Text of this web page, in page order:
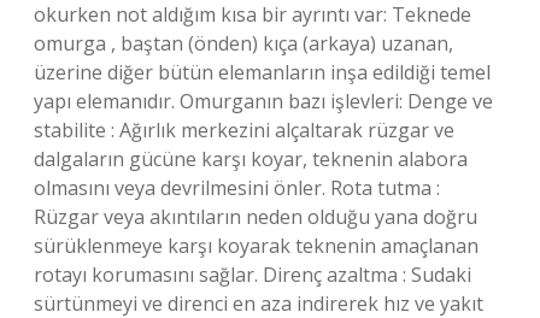
okurken not aldığım kısa bir ayrıntı var: Teknede
omurga , baştan (önden) kıça (arkaya) uzanan,
üzerine diğer bütün elemanların inşa edildiği temel
yapı elemanıdır. Omurganın bazı işlevleri: Denge ve
stabilite : Ağırlık merkezini alçaltarak rüzgar ve
dalgaların gücüne karşı koyar, teknenin alabora
olmasını veya devrilmesini önler. Rota tutma :
Rüzgar veya akıntıların neden olduğu yana doğru
sürüklenmeye karşı koyarak teknenin amaçlanan
rotayı korumasını sağlar. Direnç azaltma : Sudaki
sürtünmeyi ve direnci en aza indirerek hız ve yakıt